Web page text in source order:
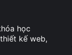
học
kế web,